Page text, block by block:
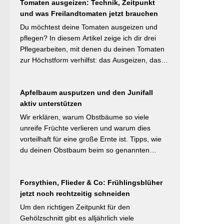
Mulchstrategie: Im Frühjahr regt eine frische
Schicht das Bodenleben an, im Frühsommer
schützt sie vor Austrocknung. Die ideale
Schichtdicke liegt bei 5–10 cm, immer mit
Abstand zum Pflanzenstamm, um Fäulnis zu
vermeiden. Besonders wertvoll: Häufige Fehler
Material werden klar benannt. [Thema-Tag:
#Bodenpflege #Mulchen
#BiologischerGartenbau]
Tomaten ausgeizen: Technik, Zeitpunkt
und was Freilandtomaten jetzt brauchen
Du möchtest deine Tomaten ausgeizen und
pflegen? In diesem Artikel zeige ich dir drei
Pflegearbeiten, mit denen du deinen Tomaten
zur Höchstform verhilfst: das Ausgeizen, das
pro Woche und Tomatenpflanze, sorgen aber
dafür, dass du mehr und größere Früchte
erntest und der gefürchteten Tomatenkrankheit
Braunfäule vorbeugst. Weiterlesen bei
Wurzelwerk – Gartenwissen von Profis
Kurzfassung: Ein bildreich illustrierter Praxis-
wiederholt werden. Geiztriebe morgens
entfernen, damit Wunden rasch abtrocknen.
Das Anbinden des Haupttriebs an Stäbe oder
Schnüren verhindert Windschäden. Für
Apfelbaum ausputzen und den Junifall
aktiv unterstützen
Wir erklären, warum Obstbäume so viele
unreife Früchte verlieren und warum dies
vorteilhaft für eine große Ernte ist. Tipps, wie
du deinen Obstbaum beim so genannten
jetzt – vor dem natürlichen Junifall in 3–4
Wochen – sollten überzählige Früchte manuell
ausgedünnt werden. Der Artikel erklärt: Nur 4–
5 % der Blüten werden zu Früchten, ein
Forsythien, Flieder & Co: Frühlingsblüher
jetzt noch rechtzeitig schneiden
Um den richtigen Zeitpunkt für den
Gehölzschnitt gibt es alljährlich viele